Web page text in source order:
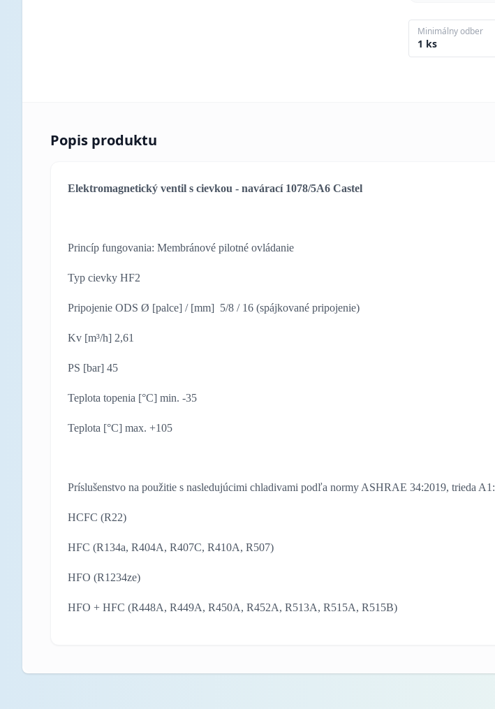
Minimálny odber
1 ks
Popis produktu
Elektromagnetický ventil s cievkou - navárací 1078/5A6 Castel
Princíp fungovania: Membránové pilotné ovládanie
Typ cievky HF2
Pripojenie ODS Ø [palce] / [mm] 5/8 / 16 (spájkované pripojenie)
Kv [m³/h] 2,61
PS [bar] 45
Teplota topenia [°C] min. -35
Teplota [°C] max. +105
Príslušenstvo na použitie s nasledujúcimi chladivami podľa normy ASHRAE 34:2019, trieda A1:
HCFC (R22)
HFC (R134a, R404A, R407C, R410A, R507)
HFO (R1234ze)
HFO + HFC (R448A, R449A, R450A, R452A, R513A, R515A, R515B)